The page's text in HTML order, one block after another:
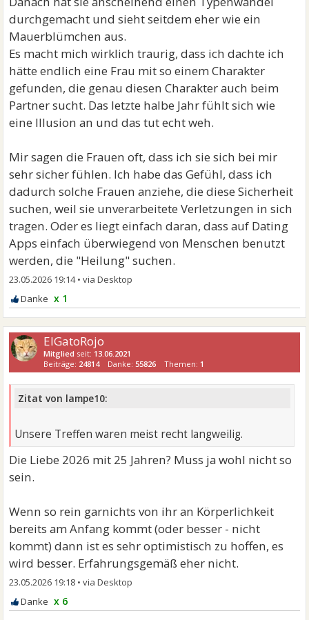
durchgemacht und sieht seitdem eher wie ein
Mauerblümchen aus.
Es macht mich wirklich traurig, dass ich dachte ich
hätte endlich eine Frau mit so einem Charakter
gefunden, die genau diesen Charakter auch beim
Partner sucht. Das letzte halbe Jahr fühlt sich wie
eine Illusion an und das tut echt weh.
Mir sagen die Frauen oft, dass ich sie sich bei mir
sehr sicher fühlen. Ich habe das Gefühl, dass ich
dadurch solche Frauen anziehe, die diese Sicherheit
suchen, weil sie unverarbeitete Verletzungen in sich
tragen. Oder es liegt einfach daran, dass auf Dating
Apps einfach überwiegend von Menschen benutzt
werden, die "Heilung" suchen.
23.05.2026 19:14•
x 1
ElGatoRojo
Mitglied seit: 13.06.2021
Beiträge: 24814 Danke: 55826 Themen: 1
Zitat von lampe10:
Unsere Treffen waren meist recht langweilig.
Die Liebe 2026 mit 25 Jahren? Muss ja wohl nicht so
sein.
Wenn so rein garnichts von ihr an Körperlichkeit
bereits am Anfang kommt (oder besser - nicht
kommt) dann ist es sehr optimistisch zu hoffen, es
wird besser. Erfahrungsgemäß eher nicht.
23.05.2026 19:18 •
x 6